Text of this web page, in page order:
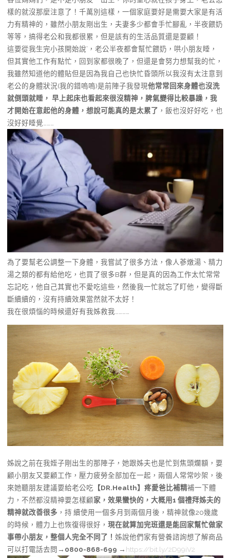
樣的就沒那麼注意了！千萬別這樣，一個家庭要好是需要大家是有活
力有精神的，雖然小朋友剛出生，夫妻多少都會手忙腳亂，半夜餵奶
等等，搞得老公和我都很累，但是該有的生活品質還是要顧！
這要從我生完小孩開始說’，老公半夜都會幫忙餵奶，哄小朋友睡，
但其實他工作有點忙，回到家都很晚了，但還是會努力想幫我的忙，
我雖然知道他的體貼但是因為我自己也快忙昏頭所以我沒有太注意到
老公的身體狀況(我的錯嗚嗚)是前陣子我發現他常常回來身體也沒洗
就倒頭就睡， 早上起床也看起來很沒精神，脾氣變得比較暴躁，我
才開始在意起他的身體，想說可能真的是太累了 ，飯也沒好好吃，也
沒好好睡覺………
為了要幫老公調整一下身體，我嘗試了很多方法，像人蔘燉湯、精力
湯之類的都有給他吃，也買了很多B群，但是真的因為工作太忙常常
忘記吃，他自己其實也不愛吃這些，然後我一忙就忘了盯他，變得斷
斷續續的，沒有持續效果當然就不太好！
我在很煩惱的時候還好有我姊救我…………
姊說之前在我姪子剛出生的那陣子，她跟姊夫也是忙到焦頭爛額，要
顧小朋友又要顧工作，壓力疲勞全部加在一起，兩個人常常吵架，後
來她聽朋友建議要給老公吃 【DR.Health】疼愛爸比補精補一下體
力，不然都沒精神要怎樣顧家，效果蠻快的，大概用1 個禮拜姊夫的
精神就改善很多 ，持 續使用一個多月到兩個月後，精神就像20幾歲
的時候，體力上也恢復得很好， 現在就算加完班還是能回家幫忙做家
事帶小朋友，整個人完全不同了！ 姊說他們家有營養諮詢想了解商品
可以打電話去問→ 0800-868-699 → https://bit.ly/2D99iV2